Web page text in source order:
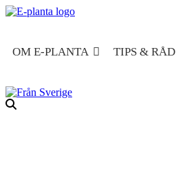
Hoppa till innehåll
Huvudnavigering
OM E-PLANTA TIPS & RÅD